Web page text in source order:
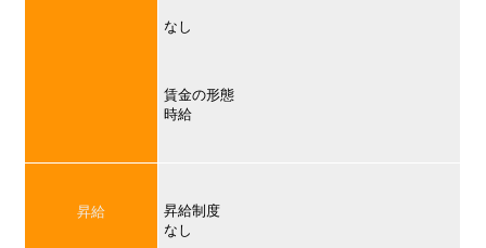
なし
賃金の形態
時給
昇給
昇給制度
なし